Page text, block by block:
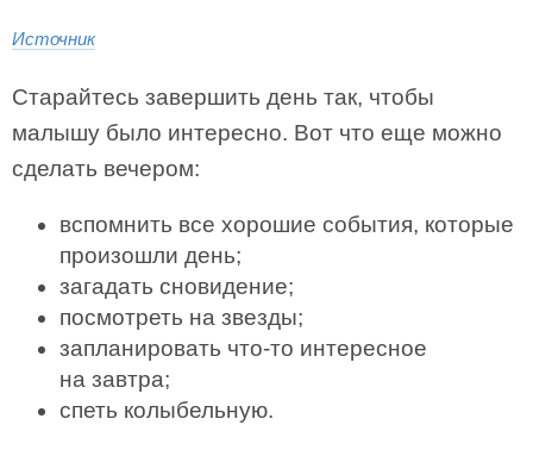
Источник
Старайтесь завершить день так, чтобы
малышу было интересно. Вот что еще можно
сделать вечером:
вспомнить все хорошие события, которые
произошли день;
загадать сновидение;
посмотреть на звезды;
запланировать что-то интересное
на завтра;
спеть колыбельную.